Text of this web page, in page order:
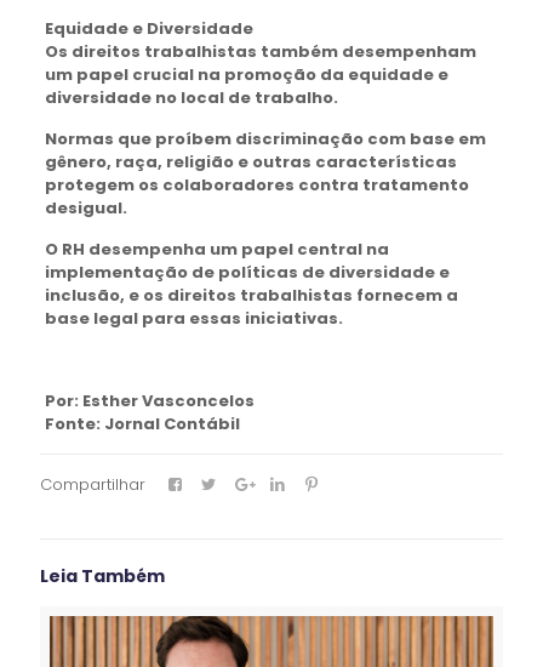
Equidade e Diversidade
Os direitos trabalhistas também desempenham
um papel crucial na promoção da equidade e
diversidade no local de trabalho.
Normas que proíbem discriminação com base em
gênero, raça, religião e outras características
protegem os colaboradores contra tratamento
desigual.
O RH desempenha um papel central na
implementação de políticas de diversidade e
inclusão, e os direitos trabalhistas fornecem a
base legal para essas iniciativas.
Por: Esther Vasconcelos
Fonte: Jornal Contábil
Compartilhar
Leia Também